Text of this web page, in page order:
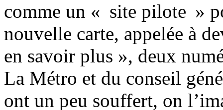
comme un « site pilote »
nouvelle carte, appelée à
en savoir plus », deux
La Métro et du conseil
ont un peu souffert, on